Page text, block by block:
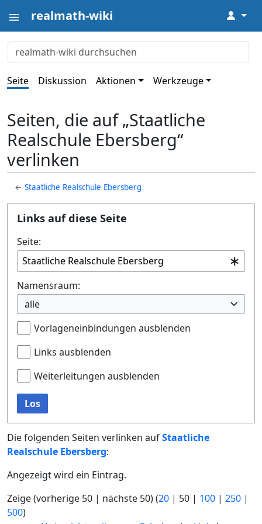
realmath-wiki ↓
Seite Diskussion Aktionen Werkzeuge
Seiten, die auf „Staatliche
Realschule Ebersberg“
verlinken
←Staatliche Realschule Ebersberg
Links auf diese Seite
Seite:
Namensraum:
alle
Vorlageneinbindungen ausblenden
Links ausblenden
Weiterleitungen ausblenden
Los
Die folgenden Seiten verlinken aufStaatliche
Realschule Ebersberg:
Angezeigt wird ein Eintrag.
Zeige (vorherige 50 | nächste 50) (20 | 50 | 100 | 250 |
500)